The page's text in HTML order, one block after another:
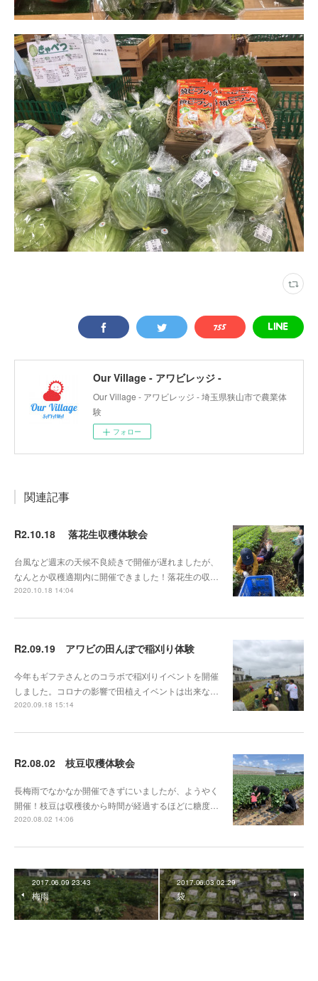
Our Village - アワビレッジ -
Our Village - アワビレッジ - 埼玉県狭山市で農業体
験
フォロー
関連記事
R2.10.18 落花生収穫体験会
台風など週末の天候不良続きで開催が遅れましたが、
なんとか収穫適期内に開催できました！落花生の収…
2020.10.18 14:04
R2.09.19 アワビの田んぼで稲刈り体験
今年もギフテさんとのコラボで稲刈りイベントを開催
しました。コロナの影響で田植えイベントは出来な…
2020.09.18 15:14
R2.08.02 枝豆収穫体験会
長梅雨でなかなか開催できずにいましたが、ようやく
開催！枝豆は収穫後から時間が経過するほどに糖度…
2020.08.02 14:06
2017.06.09 23:43
梅雨
2017.06.03 02:29
袋